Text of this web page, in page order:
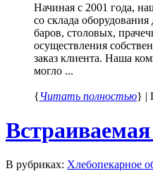
Начиная с 2001 года,
со склада
баров, столовых,
осуществления
заказ клиента. Наша
могло ...
{Читать полностью} |
В рубриках: Хлебопекарное